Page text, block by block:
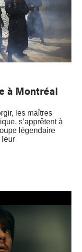
à Montréal
les maîtres
s’apprêtent à
légendaire
leur